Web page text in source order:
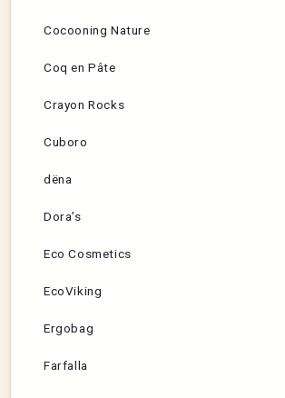
Cocooning Nature
Coq en Pâte
Crayon Rocks
Cuboro
dëna
Dora’s
Eco Cosmetics
EcoViking
Ergobag
Farfalla